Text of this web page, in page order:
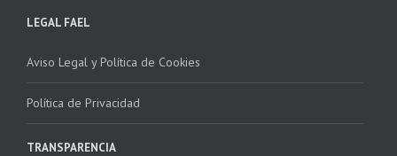
LEGAL FAEL
Aviso Legal y Política de Cookies
Política de Privacidad
TRANSPARENCIA